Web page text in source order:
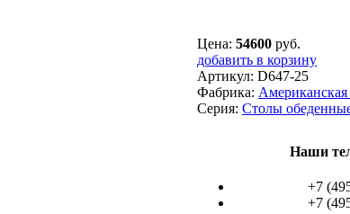
Цена: 54600 руб.
добавить в корзину
Артикул: D647-25
Фабрика: Американская
Серия: Столы
Наши
+7
+7